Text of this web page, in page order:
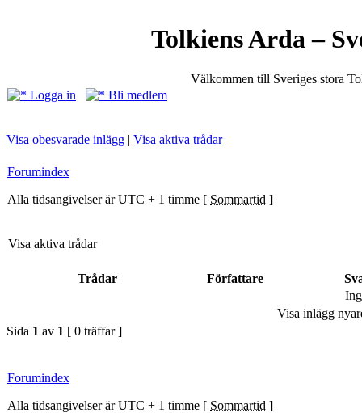
Tolkiens Arda –
Välkommen till Sveriges stora
Logga in
Bli medlem
Visa obesvarade inlägg | Visa aktiva trådar
Forumindex
Alla tidsangivelser är UTC + 1 timme [ Sommartid ]
Visa aktiva trådar
Trådar Författare
Visa inlägg
Sida 1 av 1 [ 0 träffar ]
Forumindex
Alla tidsangivelser är UTC + 1 timme [ Sommartid ]